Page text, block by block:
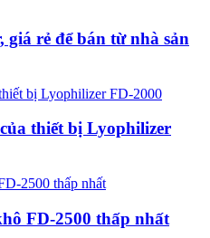
giá rẻ để bán từ nhà sản
thiết bị Lyophilizer
FD-2500 thấp nhất